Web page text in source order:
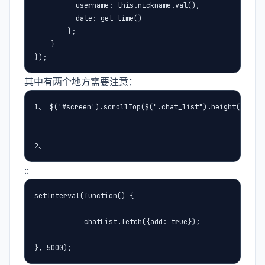
          username: this.nickname.val(),
          date: get_time()
        };
    }
});
其中有两个地方需要注意：
1、 $('#screen').scrollTop($(".chat_list").height() + 200);
2、
::
setInterval(function() {
            chatList.fetch({add: true});
}, 5000);